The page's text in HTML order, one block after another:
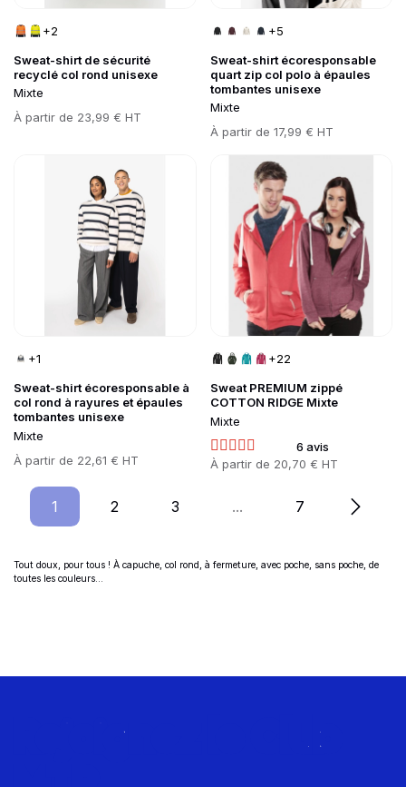
Sweat-shirt de sécurité
recyclé col rond unisexe
Mixte
Prix
À partir de 23,99 € HT
+2
Sweat-shirt écoresponsable
quart zip col polo à épaules
tombantes unisexe
Mixte
Prix
À partir de 17,99 € HT
+5
Sweat-shirt écoresponsable à
col rond à rayures et épaules
tombantes unisexe
Mixte
Prix
À partir de 22,61 € HT
+1
Go to product page
Sweat PREMIUM zippé
COTTON RIDGE Mixte
Mixte
6 avis
Prix
À partir de 20,70 € HT
+22
Go to product page
Page
1 Page
2 Page
3 ... Page
7
Informations complémentaires
Tout doux, pour tous ! À capuche, col rond, à fermeture, avec poche, sans poche, de
toutes les couleurs…
Rejoignez le Club